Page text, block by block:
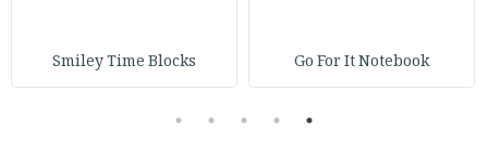
Go For It Notebook
Smiley Time Blocks
1
2
3
4
5